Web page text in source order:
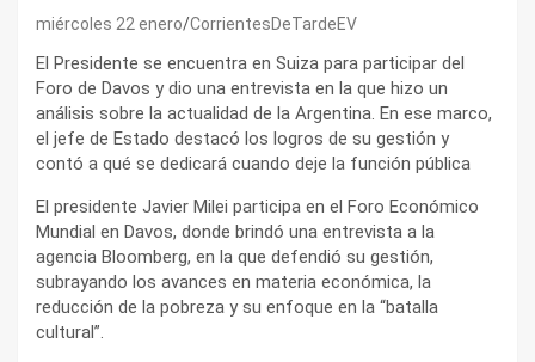
miércoles 22 enero CorrientesDeTardeEV
El Presidente se encuentra en Suiza para participar del
Foro de Davos y dio una entrevista en la que hizo un
análisis sobre la actualidad de la Argentina. En ese marco,
el jefe de Estado destacó los logros de su gestión y
contó a qué se dedicará cuando deje la función pública
El presidente Javier Milei participa en el Foro Económico
Mundial en Davos, donde brindó una entrevista a la
agencia Bloomberg, en la que defendió su gestión,
subrayando los avances en materia económica, la
reducción de la pobreza y su enfoque en la “batalla
cultural”.